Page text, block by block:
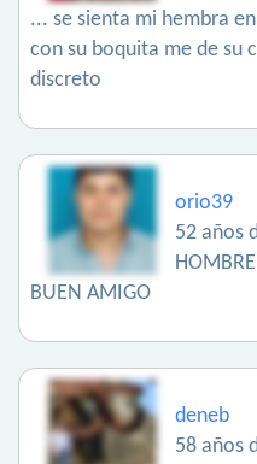
... se sienta mi hembra
con su boquita me de su
discreto
orio39
52 años
BUEN AMIGO
deneb
58 años